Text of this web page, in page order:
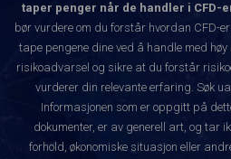
taper penger når de handler i CFD-
bør vurdere om du forstår hvordan CFD-
tape pengene dine ved å handle med høy
risikoadvarsel og sikre at du forstår
vurderer din relevante erfaring. Søk
Informasjonen som er oppgitt på
dokumenter, er av generell art, og tar
forhold, økonomiske situasjon eller